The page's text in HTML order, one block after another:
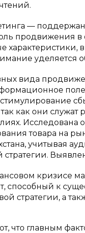
—
продвижения в
уделяется
вида
так как они
товара на
учитывая
стратегии.
кризисе
способный к
стратегии, а
что главным